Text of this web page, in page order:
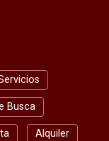
Busca
Alquiler